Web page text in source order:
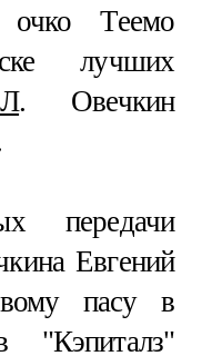
Теемо
лучших
. Овечкин
передачи
Евгений
пасу в
"Кэпиталз"